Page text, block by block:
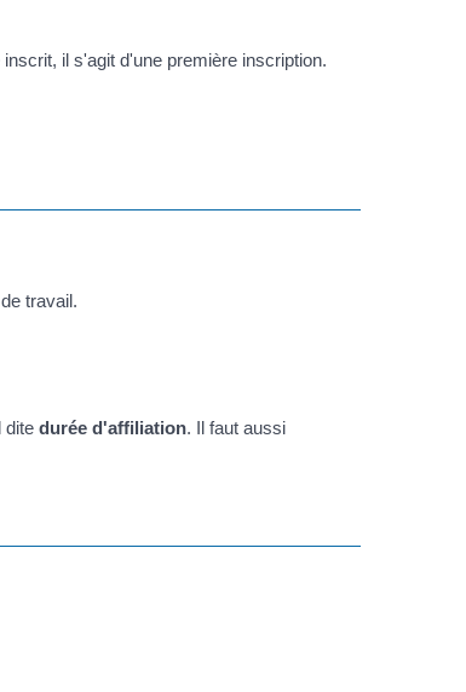
il s'agit d'une première inscription.
travail.
dite durée d'affiliation. Il faut aussi